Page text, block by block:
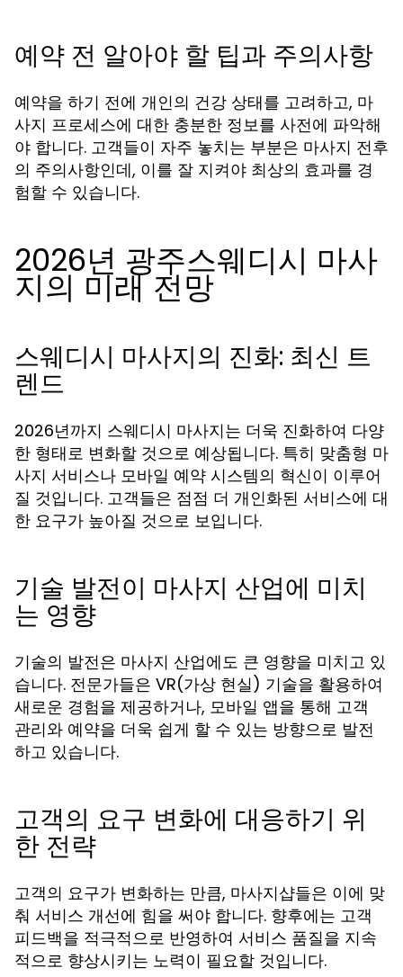
예약 전 알아야 할 팁과 주의사항
예약을 하기 전에 개인의 건강 상태를 고려하고, 마
사지 프로세스에 대한 충분한 정보를 사전에 파악해
야 합니다. 고객들이 자주 놓치는 부분은 마사지 전후
의 주의사항인데, 이를 잘 지켜야 최상의 효과를 경
험할 수 있습니다.
2026년 광주스웨디시 마사
지의 미래 전망
스웨디시 마사지의 진화: 최신 트
렌드
2026년까지 스웨디시 마사지는 더욱 진화하여 다양
한 형태로 변화할 것으로 예상됩니다. 특히 맞춤형 마
사지 서비스나 모바일 예약 시스템의 혁신이 이루어
질 것입니다. 고객들은 점점 더 개인화된 서비스에 대
한 요구가 높아질 것으로 보입니다.
기술 발전이 마사지 산업에 미치
는 영향
기술의 발전은 마사지 산업에도 큰 영향을 미치고 있
습니다. 전문가들은 VR(가상 현실) 기술을 활용하여
새로운 경험을 제공하거나, 모바일 앱을 통해 고객
관리와 예약을 더욱 쉽게 할 수 있는 방향으로 발전
하고 있습니다.
고객의 요구 변화에 대응하기 위
한 전략
고객의 요구가 변화하는 만큼, 마사지샵들은 이에 맞
춰 서비스 개선에 힘을 써야 합니다. 향후에는 고객
피드백을 적극적으로 반영하여 서비스 품질을 지속
적으로 향상시키는 노력이 필요할 것입니다.